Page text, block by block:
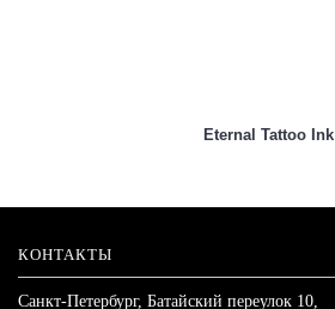
Eternal Tattoo Ink
КОНТАКТЫ
Санкт-Петербург, Батайский переулок 10,